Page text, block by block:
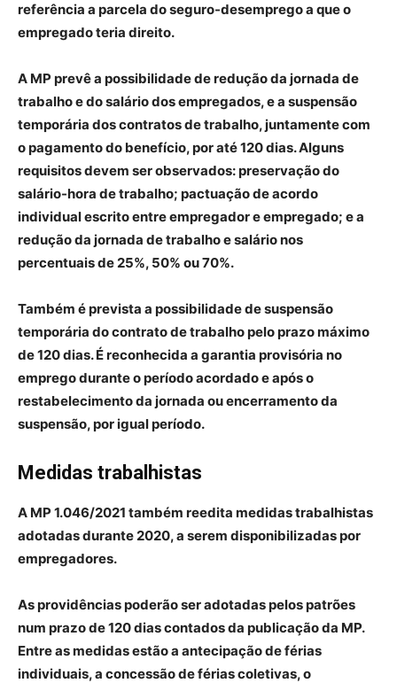
referência a parcela do seguro-desemprego a que o
empregado teria direito.
A MP prevê a possibilidade de redução da jornada de
trabalho e do salário dos empregados, e a suspensão
temporária dos contratos de trabalho, juntamente com
o pagamento do benefício, por até 120 dias. Alguns
requisitos devem ser observados: preservação do
salário-hora de trabalho; pactuação de acordo
individual escrito entre empregador e empregado; e a
redução da jornada de trabalho e salário nos
percentuais de 25%, 50% ou 70%.
Também é prevista a possibilidade de suspensão
temporária do contrato de trabalho pelo prazo máximo
de 120 dias. É reconhecida a garantia provisória no
emprego durante o período acordado e após o
restabelecimento da jornada ou encerramento da
suspensão, por igual período.
Medidas trabalhistas
A MP 1.046/2021 também reedita medidas trabalhistas
adotadas durante 2020, a serem disponibilizadas por
empregadores.
As providências poderão ser adotadas pelos patrões
num prazo de 120 dias contados da publicação da MP.
Entre as medidas estão a antecipação de férias
individuais, a concessão de férias coletivas, o